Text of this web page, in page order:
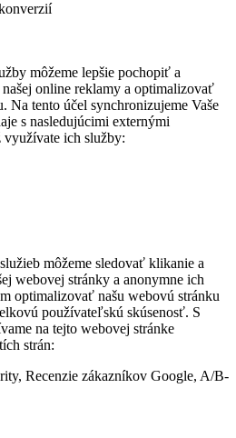
môžeme lepšie pochopiť a
online reklamy a optimalizovať
Na tento účel synchronizujeme Vaše
s nasledujúcimi externými
ich služby:
môžeme sledovať klikanie a
webovej stránky a anonymne ich
optimalizovať našu webovú stránku
používateľskú skúsenosť. S
na tejto webovej stránke
strán:
Recenzie zákazníkov Google, A/B-